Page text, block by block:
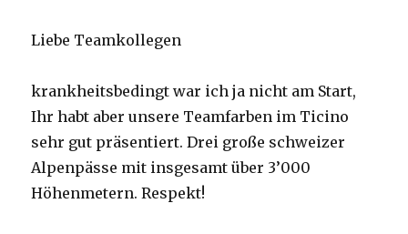
Liebe Teamkollegen
krankheitsbedingt war ich ja nicht am Start,
Ihr habt aber unsere Teamfarben im Ticino
sehr gut präsentiert. Drei große schweizer
Alpenpässe mit insgesamt über 3’000
Höhenmetern. Respekt!